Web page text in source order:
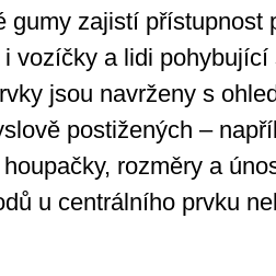
gumy zajistí přístupnost
vozíčky a lidi
jsou navrženy s
postižených –
rozměry a
u centrálního prvku